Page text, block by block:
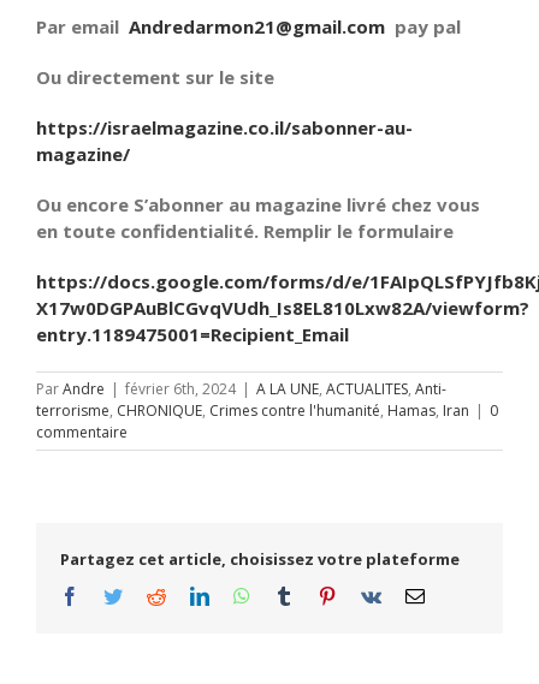
Par email Andredarmon21@gmail.com pay pal
Ou directement sur le site
https://israelmagazine.co.il/sabonner-au-
magazine/
Ou encore S’abonner au magazine livré chez vous
en toute confidentialité. Remplir le formulaire
https://docs.google.com/forms/d/e/
X17w0DGPAuBlCGvqVUdh_Is8EL810Lxw82A/viewform?
entry.1189475001=Recipient_Email
ParAndre | février 6th, 2024 | A LA UNE, ACTUALITES, Anti-
terrorisme, CHRONIQUE, Crimes contre l'humanité, Hamas, Iran | 0
commentaire
Partagez cet article, choisissez votre plateforme
Facebook
TwitterRedditLinkedInWhatsApp
Tumblr Pinterest
Vk Email